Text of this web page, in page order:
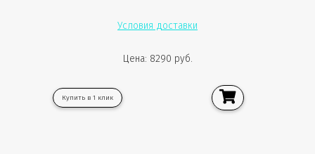
Условия доставки
Цена: 8290 руб.
Купить в 1 клик